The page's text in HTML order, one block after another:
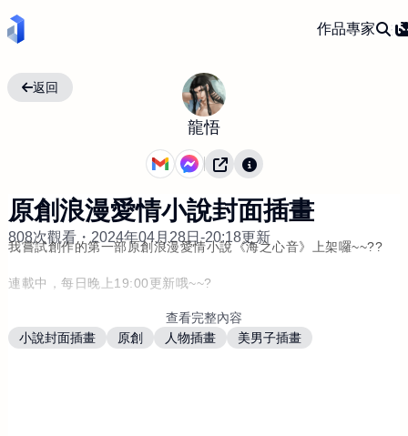
作品專家
返回
龍悟
原創浪漫愛情小說封面插畫
808次觀看・2024年04月28日-20:18更新
小說封面插畫 原創 人物插畫 美男子插畫
我嘗試創作的第一部原創浪漫愛情小說《海之心音》上架囉~~??
連載中，每日晚上19:00更新哦~~?
https://cxc.today/zh/store/yunaillustration/work/22962
查看完整內容